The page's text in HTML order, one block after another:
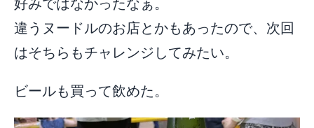
好みではなかったなぁ。
違うヌードルのお店とかもあったので、次回
はそちらもチャレンジしてみたい。
ビールも買って飲めた。